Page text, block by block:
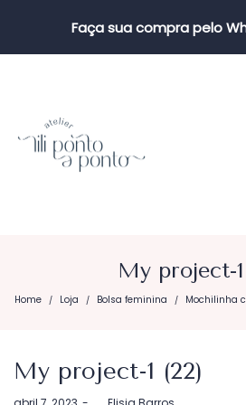
Faça sua compra pelo
My project-
Home / Loja / Bolsa feminina / Mochilinha
My project-1 (22)
Postado